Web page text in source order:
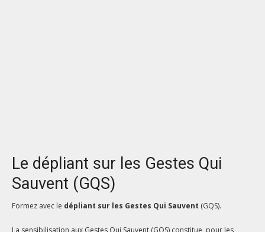
Le dépliant sur les Gestes Qui
Sauvent (GQS)
Formez avec le dépliant sur les Gestes Qui Sauvent (GQS).